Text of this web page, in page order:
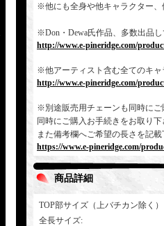
※他にも全身や他キャラクター
※Don・Dewa氏作品、多数出品
http://www.e-pineridge.com/
※他アーティスト含む全てのキ
http://www.e-pineridge.com/
※別途販売用チェーンも同時に
同時にご購入お手続きをお取り
また備考欄へご希望の長さを記
https://www.e-pineridge.com/
商品詳細
TOP部サイズ（上バチカン除く）
全長サイズ: